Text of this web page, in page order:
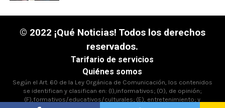
© 2022 ¡Qué Noticias! Todos los derechos
reservados.
Tarifario de servicios
Quiénes somos
Según el Art. 60 de la Ley Orgánica de Comunicación, los contenidos
se identifican y clasifican en: (I),informativos; (O), de opinión;
(F),formativos/educativos/culturales; (E), entretenimiento; y